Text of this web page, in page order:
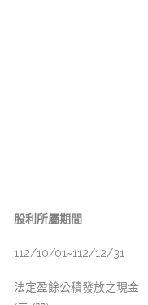
股利所屬期間
112/10/01~112/12/31
法定盈餘公積發放之現金